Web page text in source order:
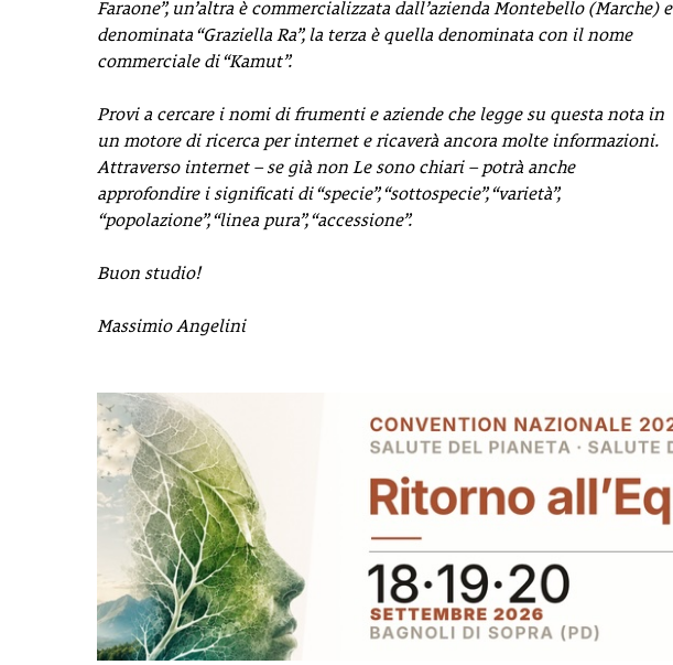
Faraone”, un’altra è commercializzata dall’azienda Montebello (Marche) e
denominata “Graziella Ra”, la terza è quella denominata con il nome
commerciale di “Kamut”.
Provi a cercare i nomi di frumenti e aziende che legge su questa nota in
un motore di ricerca per internet e ricaverà ancora molte informazioni.
Attraverso internet – se già non Le sono chiari – potrà anche
approfondire i significati di “specie”, “sottospecie”, “varietà”,
“popolazione”, “linea pura”, “accessione”.
Buon studio!
Massimio Angelini